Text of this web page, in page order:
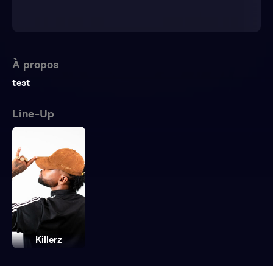
À propos
test
Line-Up
Killerz